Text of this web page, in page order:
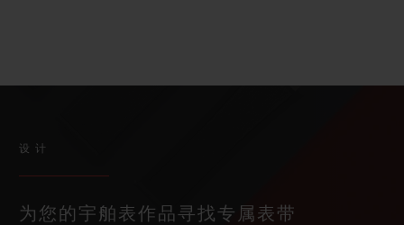
设计
为您的宇舶表作品寻找专属表带